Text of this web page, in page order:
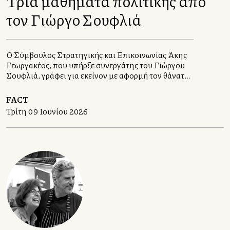
τον Γιώργο Σουφλιά
Ο Σύμβουλος Στρατηγικής και Επικοινωνίας Άκης
Γεωργακέλλος, που υπήρξε συνεργάτης του Γιώργου
Σουφλιά, γράφει για εκείνον με αφορμή τον θάνατό
FACT
Τρίτη 09 Ιουνίου 2026